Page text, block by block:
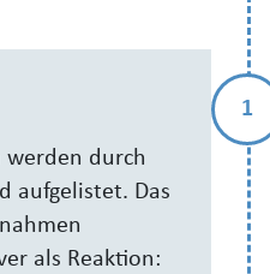
1
durch
aufgelistet. Das
als Reaktion: